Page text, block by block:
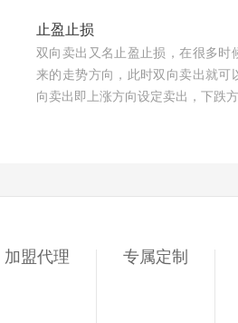
止盈止损
双向卖出又名止盈止损，在很多时
来的走势方向，此时双向卖出就可
向卖出即上涨方向设定卖出，下跌
加盟代理 专属定制